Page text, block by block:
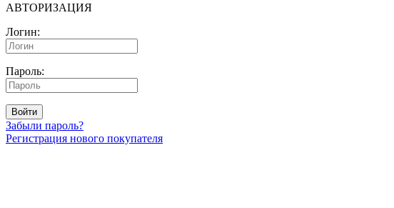
АВТОРИЗАЦИЯ
Логин:
Пароль:
Войти
Забыли пароль?
Регистрация нового покупателя